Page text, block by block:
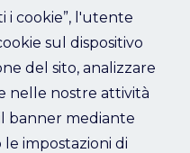
i cookie”, l'utente
sul dispositivo
del sito, analizzare
nelle nostre attività
banner mediante
impostazioni di